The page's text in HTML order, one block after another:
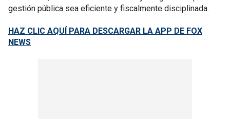
gestión pública sea eficiente y fiscalmente disciplinada.
HAZ CLIC AQUÍ PARA DESCARGAR LA APP DE FOX
NEWS